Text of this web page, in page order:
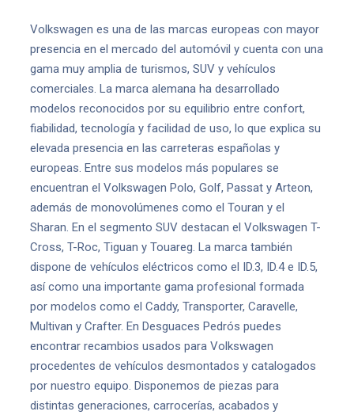
Volkswagen es una de las marcas europeas con mayor
presencia en el mercado del automóvil y cuenta con una
gama muy amplia de turismos, SUV y vehículos
comerciales. La marca alemana ha desarrollado
modelos reconocidos por su equilibrio entre confort,
fiabilidad, tecnología y facilidad de uso, lo que explica su
elevada presencia en las carreteras españolas y
europeas. Entre sus modelos más populares se
encuentran el Volkswagen Polo, Golf, Passat y Arteon,
además de monovolúmenes como el Touran y el
Sharan. En el segmento SUV destacan el Volkswagen T-
Cross, T-Roc, Tiguan y Touareg. La marca también
dispone de vehículos eléctricos como el ID.3, ID.4 e ID.5,
así como una importante gama profesional formada
por modelos como el Caddy, Transporter, Caravelle,
Multivan y Crafter. En Desguaces Pedrós puedes
encontrar recambios usados para Volkswagen
procedentes de vehículos desmontados y catalogados
por nuestro equipo. Disponemos de piezas para
distintas generaciones, carrocerías, acabados y